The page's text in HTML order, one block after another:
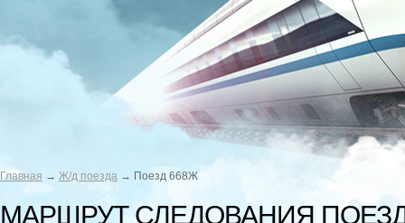
Главная → Ж/д поезда → Поезд 668Ж
МАРШРУТ СЛЕДОВАНИЯ